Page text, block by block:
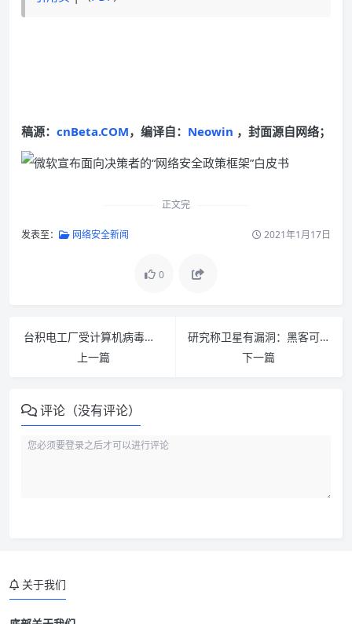
稿源： cnBeta.COM，编译自： Neowin ，封面源自网络；
正文完
发表至： 网络安全新闻 2021年1月17日
0
台积电工厂受计算机病毒感染 新款 iPhone 出产或推迟
上一篇
研究称卫星有漏洞：黑客可让卫星过度充电令其损害
下一篇
评论（没有评论）
关于我们